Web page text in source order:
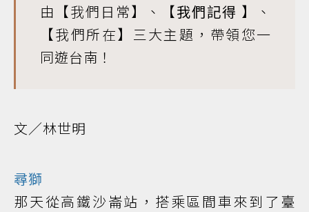
由【我們日常】、【我們記得 】、
【我們所在】三大主題，帶領您一
同遊台南！
文／林世明
尋獅
那天從高鐵沙崙站，搭乘區間車來到了臺